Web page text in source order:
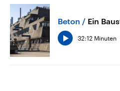
Beton Ein
32:12 Minuten